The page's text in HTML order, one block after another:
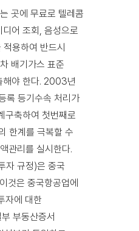
곳에 무료로 텔레콤
어 조회, 음성으로
용하여 반드시
배기가스 표준
해야 한다. 2003년
록 등기수속 처리가
구축하여 첫번째로
한계를 극복할 수
관리를 실시한다.
자 규정)은 중국
것은 중국항공업에
자에 대한
부동산증서